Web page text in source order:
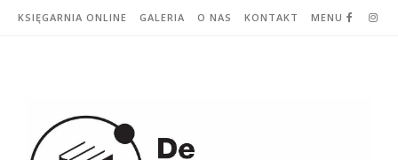
Skip to content
KSIĘGARNIA ONLINE GALERIA O NAS KONTAKT MENU